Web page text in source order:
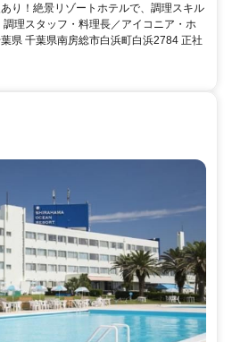
り！絶景リゾートホテルで、調理スキル
理スタッフ・料理長／アイコニア・ホ
県 千葉県南房総市白浜町白浜2784 正社